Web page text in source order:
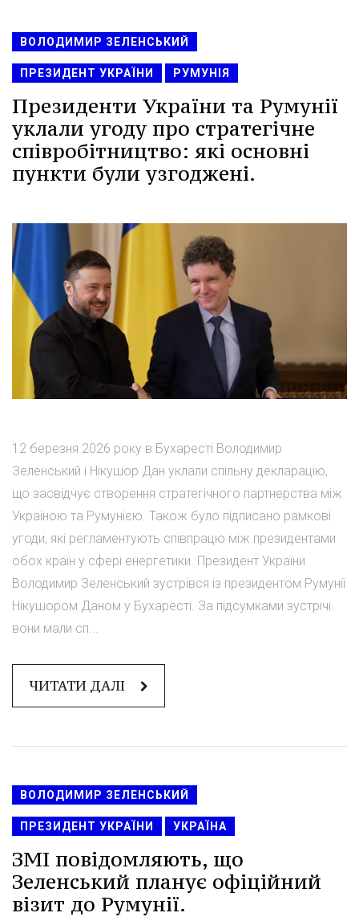
ВОЛОДИМИР ЗЕЛЕНСЬКИЙ
ПРЕЗИДЕНТ УКРАЇНИ РУМУНІЯ
Президенти України та Румунії
уклали угоду про стратегічне
співробітництво: які основні
пункти були узгоджені.
12 березня 2026 року в Бухаресті Володимир
Зеленський і Нікушор Дан уклали спільну декларацію,
що засвідчує створення стратегічного партнерства між
Україною та Румунією. Також було підписано рамкові
угоди, які регламентують співпрацю між президентами
обох країн у сфері енергетики. Президент України
Володимир Зеленський зустрівся із президентом Румунії
Нікушором Даном у Бухаресті. За підсумками зустрічі
вони мали сп...
ЧИТАТИ ДАЛІ
ВОЛОДИМИР ЗЕЛЕНСЬКИЙ
ПРЕЗИДЕНТ УКРАЇНИ УКРАЇНА
ЗМІ повідомляють, що
Зеленський планує офіційний
візит до Румунії.